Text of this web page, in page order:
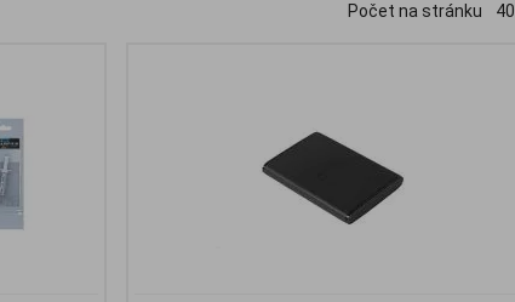
Počet na stránku 40